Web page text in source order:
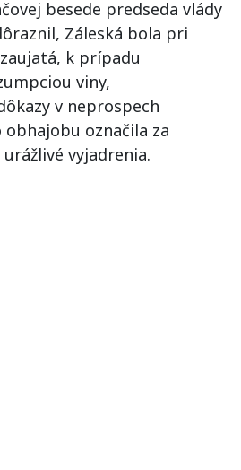
besede predseda vlády
Záleská bola pri
k prípadu
viny,
v neprospech
obhajobu označila za
vyjadrenia.